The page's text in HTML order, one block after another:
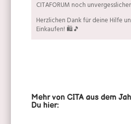
CITAFORUM noch
Herzlichen Dank für deine Hilfe
Einkaufen! 🛍️🎵
Mehr von CITA aus dem
Du hier: